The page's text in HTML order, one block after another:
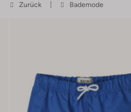
Zurück Bademode